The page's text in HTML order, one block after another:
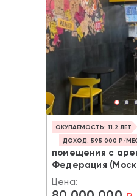
ОКУПАЕМОСТЬ: 11.2 ЛЕТ
ДОХОД: 595 000 Р/
помещения с
Федерация
Цена: